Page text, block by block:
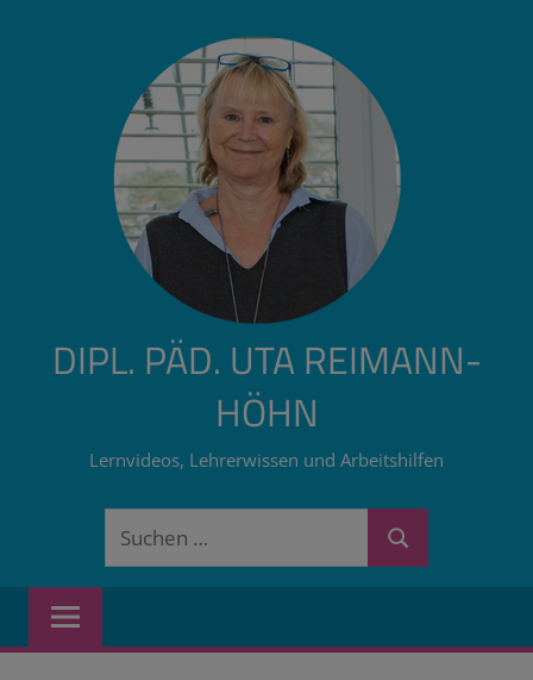
DIPL. PÄD. UTA REIMANN-
HÖHN
Lernvideos, Lehrerwissen und Arbeitshilfen
Suchen
Suchen